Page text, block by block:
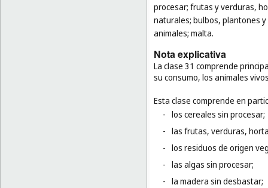
procesar; frutas y verduras,
naturales; bulbos, plantones
animales; malta.
Nota explicativa
La clase 31 comprende
su consumo, los animales
Esta clase comprende en
- los cereales sin procesar;
- las frutas, verduras,
- los residuos de origen
- las algas sin procesar;
- la madera sin desbastar;